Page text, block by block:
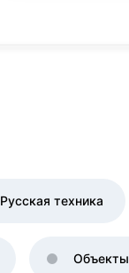
Русская техника
Объекты